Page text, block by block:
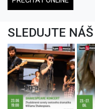
SLEDUJTE